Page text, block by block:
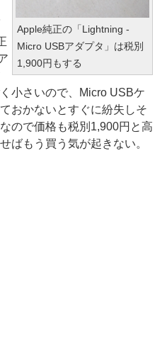
Apple純正の「Lightning -
Micro USBアダプタ」は税別
1,900円もする
小さいので、Micro USBケ
おかないとすぐに紛失しそ
ので価格も税別1,900円と高
ばもう買う気が起きない。